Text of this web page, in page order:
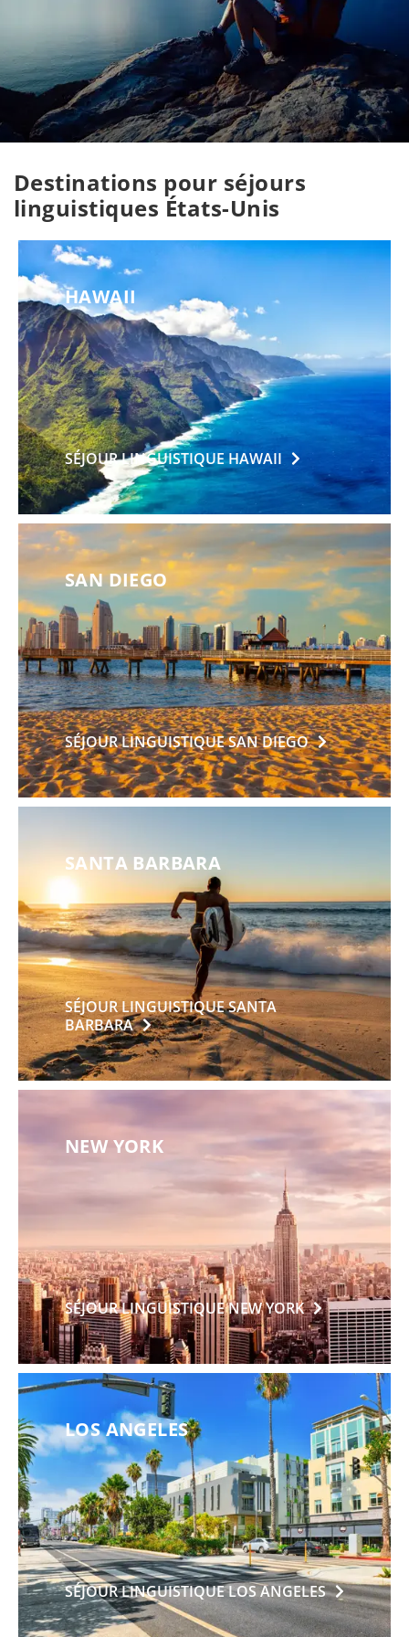
Destinations pour séjours
linguistiques États-Unis
HAWAII
SÉJOUR LINGUISTIQUEHAWAII
SAN DIEGO
SÉJOUR LINGUISTIQUE SANDIEGO
SANTA BARBARA
SÉJOUR LINGUISTIQUE SANTA
BARBARA
NEW YORK
SÉJOUR LINGUISTIQUE NEWYORK
LOS ANGELES
SÉJOUR LINGUISTIQUE LOSANGELES